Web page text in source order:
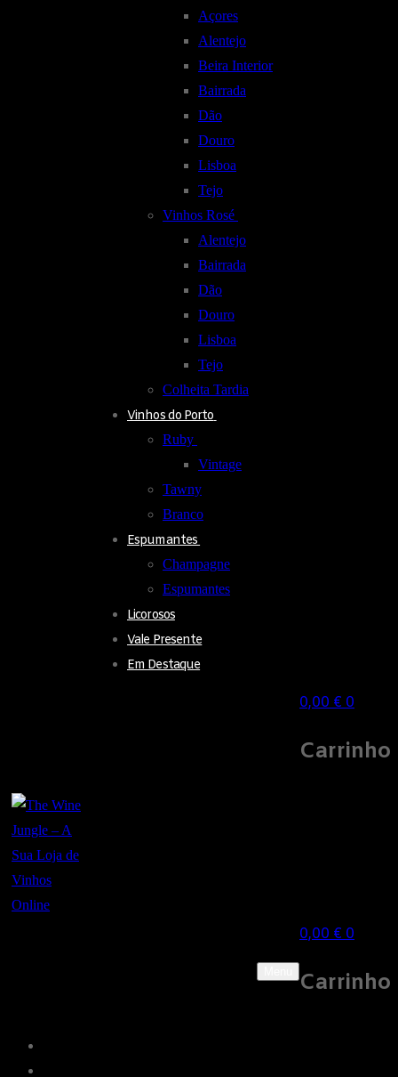
Açores
Alentejo
Beira Interior
Bairrada
Dão
Douro
Lisboa
Tejo
Vinhos Rosé
Alentejo
Bairrada
Dão
Douro
Lisboa
Tejo
Colheita Tardia
Vinhos do Porto
Ruby
Vintage
Tawny
Branco
Espumantes
Champagne
Espumantes
Licorosos
Vale Presente
Em Destaque
0,00 € 0
Carrinho
0,00 € 0
Carrinho